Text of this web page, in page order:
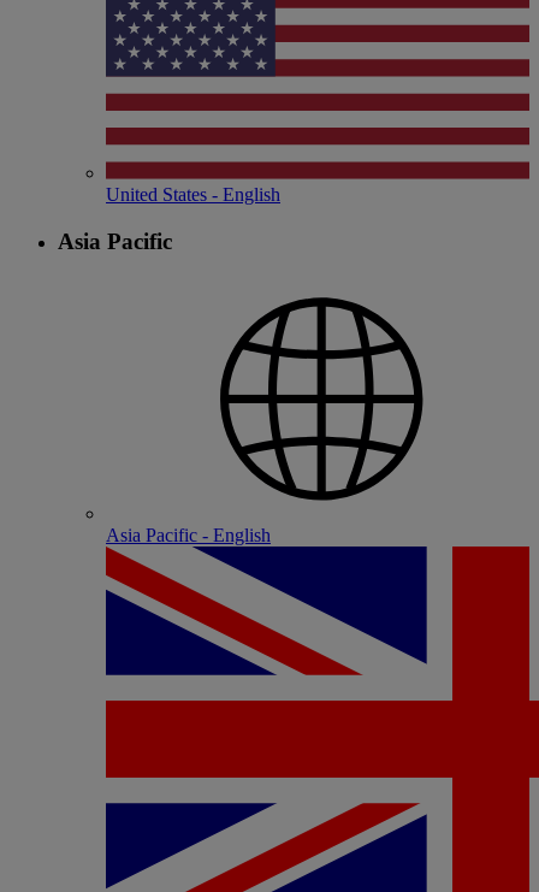
United States - English
Asia Pacific
Asia Pacific - English